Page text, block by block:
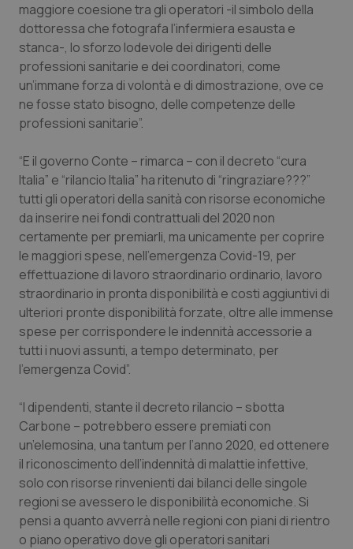
Provincia Autonoma di Trento
Puglia
Sardegna
Toscana
Umbria
Valle D’Aosta
Veneto
Ipertensione & Scompenso
Malattie rare
Malattia di Crohn & Rettocolite Ulcerosa
Neuroscienze & patologie neurodegenerative
Obesità
Oftalmologia
Oncodermatologia
Oncoematologia
Oncologia & Nutrizione
Psoriasi & pelle
Quotidiano Cardiologia
Quotidiano Chirurgia
Quotidiano Oncologia
maggiore coesione tra gli operatori -il simbolo della
dottoressa che fotografa l’infermiera esausta e
stanca-, lo sforzo lodevole dei dirigenti delle
professioni sanitarie e dei coordinatori, come
un’immane forza di volontà e di dimostrazione, ove ce
ne fosse stato bisogno, delle competenze delle
professioni sanitarie”.
“E il governo Conte – rimarca – con il decreto “cura
Italia” e “rilancio Italia” ha ritenuto di “ringraziare???”
tutti gli operatori della sanità con risorse economiche
da inserire nei fondi contrattuali del 2020 non
certamente per premiarli, ma unicamente per coprire
le maggiori spese, nell’emergenza Covid-19, per
effettuazione di lavoro straordinario ordinario, lavoro
straordinario in pronta disponibilità e costi aggiuntivi di
ulteriori pronte disponibilità forzate, oltre alle immense
spese per corrispondere le indennità accessorie a
tutti i nuovi assunti, a tempo determinato, per
l’emergenza Covid”.
“I dipendenti, stante il decreto rilancio – sbotta
Carbone – potrebbero essere premiati con
un’elemosina, una tantum per l’anno 2020, ed ottenere
il riconoscimento dell’indennità di malattie infettive,
solo con risorse rinvenienti dai bilanci delle singole
regioni se avessero le disponibilità economiche. Si
pensi a quanto avverrà nelle regioni con piani di rientro
o piano operativo dove gli operatori sanitari